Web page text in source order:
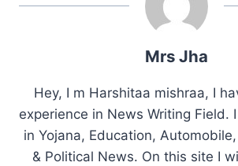
Mrs Jha
Hey, I m Harshitaa mishraa, I
experience in News Writing Field.
in Yojana, Education,
& Political News. On this site I